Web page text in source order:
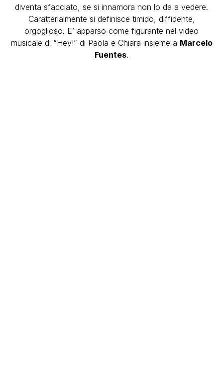
diventa sfacciato, se si innamora non lo da a vedere.
Caratterialmente si definisce timido, diffidente,
orgoglioso. E’ apparso come figurante nel video
musicale di “Hey!” di Paola e Chiara insieme a Marcelo
Fuentes.